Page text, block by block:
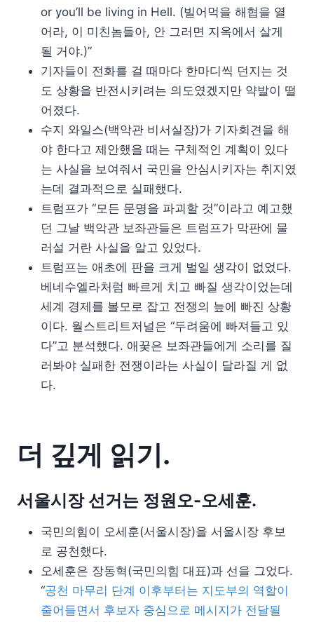
or you’ll be living in Hell. (빌어먹을 해협을 열
어라, 이 미친놈들아, 안 그러면 지옥에서 살게
될 거야.)”
기자들이 전화를 걸 때마다 한마디씩 던지는 것
도 상황을 반전시키려는 의도였겠지만 약발이 떨
어졌다.
수지 와일스(백악관 비서실장)가 기자회견을 해
야 한다고 제안했을 때는 구체적인 계획이 있다
는 사실을 보여줘서 국민을 안심시키자는 취지였
는데 결과적으로 실패했다.
트럼프가 “모든 문명을 파괴할 것”이라고 예고했
던 그날 백악관 보좌관들은 트럼프가 막판에 물
러설 거란 사실을 알고 있었다.
트럼프는 애초에 판을 크게 벌일 생각이 없었다.
베네수엘라처럼 빠르게 치고 빠질 생각이었는데
세계 경제를 볼모로 잡고 전쟁의 늪에 빠진 상황
이다. 월스트리트저널은 “두려움에 빠져들고 있
다”고 분석했다. 애꿎은 보좌관들에게 소리를 질
러봐야 실패한 전쟁이라는 사실이 달라질 게 없
다.
더 깊게 읽기.
서울시장 선거는 정원오-오세훈.
국민의힘이 오세훈(서울시장)을 서울시장 후보
로 공천했다.
오세훈은 장동혁(국민의힘 대표)과 선을 그었다.
“공천 마무리 단계 이후부터는 지도부의 역할이
줄어들면서 후보자 중심으로 메시지가 전달될